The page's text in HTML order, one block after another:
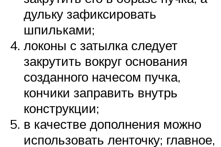
дульку зафиксировать
шпильками;
локоны с затылка следует
закрутить вокруг основания
созданного начесом пучка,
кончики заправить внутрь
конструкции;
в качестве дополнения можно
использовать ленточку; главное,